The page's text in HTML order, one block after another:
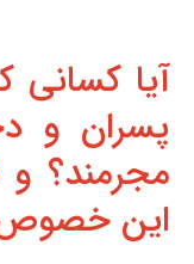
آیا کسانی
پسران و
مجرمند؟
این خصوص